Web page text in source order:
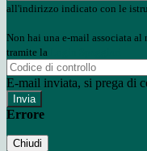
all'indirizzo indicato con le
Non hai una e-mail associata
tramite la
E-mail inviata, si prega di
Errore
Chiudi